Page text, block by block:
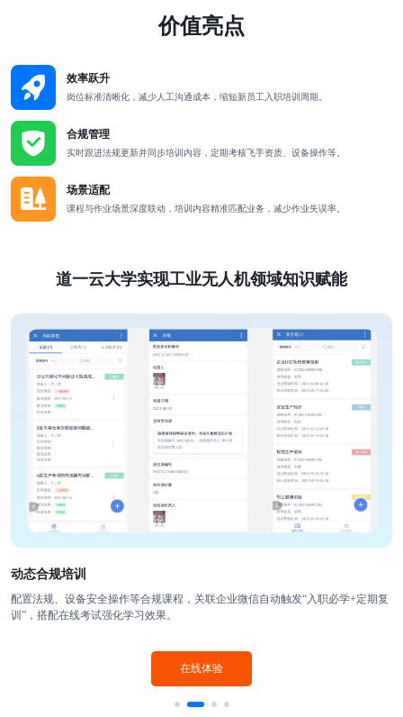
价值亮点
效率跃升
岗位标准清晰化，减少人工沟通成本，缩短新员工入职培训周期。
合规管理
实时跟进法规更新并同步培训内容，定期考核飞手资质、设备操作等。
场景适配
课程与作业场景深度联动，培训内容精准匹配业务，减少作业失误率。
道一云大学实现工业无人机领域知识赋能
动态合规培训
配置法规、设备安全操作等合规课程，关联企业微信自动触发“入职必学+定期复
训”，搭配在线考试强化学习效果。
在线体验